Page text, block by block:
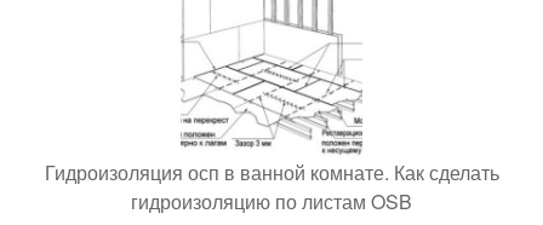
Гидроизоляция осп в ванной комнате. Как сделать
гидроизоляцию по листам OSB